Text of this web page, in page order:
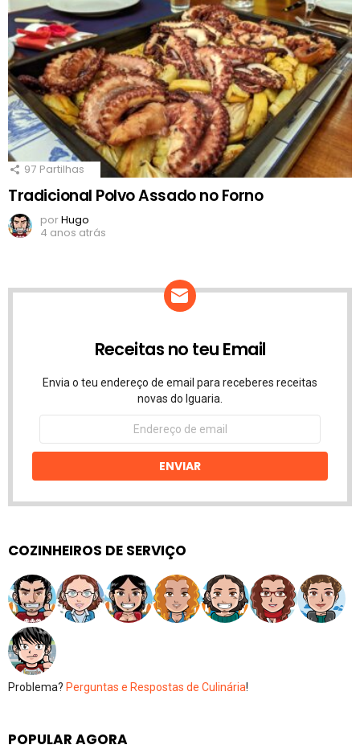
97 Partilhas
Tradicional Polvo Assado no Forno
porHugo
4 anos atrás
Receitas no teu Email
Envia o teu endereço de email para receberes receitas
novas do Iguaria.
Endereço
email
ENVIAR
COZINHEIROS DE SERVIÇO
Problema? Perguntas e Respostas de Culinária!
POPULAR AGORA